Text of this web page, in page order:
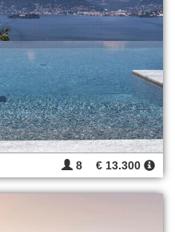
8 € 13.300